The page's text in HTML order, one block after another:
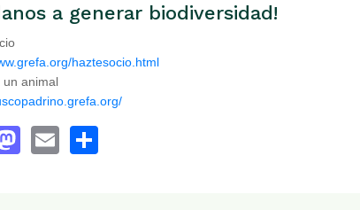
a generar biodiversidad!
haztesocio.html
un animal
Mastodon
Email